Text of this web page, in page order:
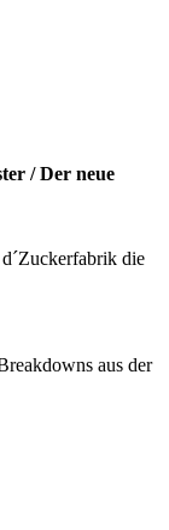
/ Der neue
die
aus der